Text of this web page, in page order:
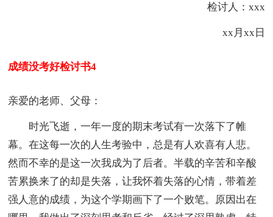
检讨人：xxx
xx月xx日
成绩没考好检讨书4
亲爱的老师、父母：
时光飞逝，一年一度的期末考试有一次落下了帷
幕。在这每一次的人生考验中，总是有人欢喜有人悲。
然而不幸的是这一次我成为了后者。半载的辛苦和辛酸
苦累换来了的却是失落，让我怀着失落的心情，带着差
强人意的成绩，为这个学期画下了一个败笔。原因出在